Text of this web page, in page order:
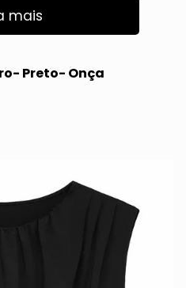
mais
Preto- Onça